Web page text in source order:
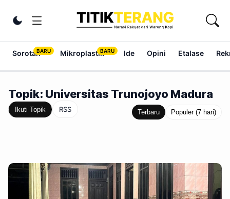
Ubah tema
Sorotan Mikroplastik Ide Opini Etalase
Topik: Universitas Trunojoyo Madura
Ikuti Topik RSS Terbaru Populer (7 hari)